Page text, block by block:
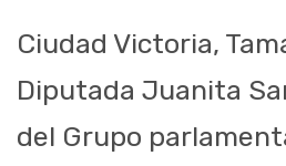
Ciudad Victoria,
Diputada Juanita
del Grupo